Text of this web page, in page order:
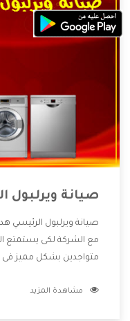
صيانة ويرلبول
صيانة ويرلبول الرئيسي
مع الشركة لكى يستمتع
متواجدين بشكل مميز فى
الشركة بها والتى تكون
مشاهدة المزيد